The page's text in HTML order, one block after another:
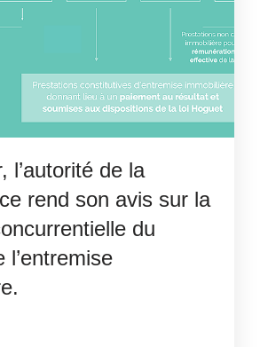
l’autorité de la
rend son avis sur la
du
l’entremise